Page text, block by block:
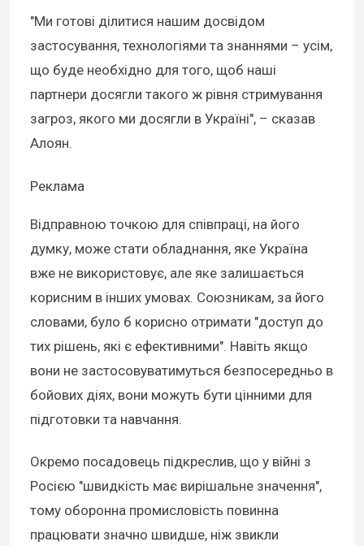
"Ми готові ділитися нашим досвідом
застосування, технологіями та знаннями – усім,
що буде необхідно для того, щоб наші
партнери досягли такого ж рівня стримування
загроз, якого ми досягли в Україні", – сказав
Алоян.
Реклама
Відправною точкою для співпраці, на його
думку, може стати обладнання, яке Україна
вже не використовує, але яке залишається
корисним в інших умовах. Союзникам, за його
словами, було б корисно отримати "доступ до
тих рішень, які є ефективними". Навіть якщо
вони не застосовуватимуться безпосередньо в
бойових діях, вони можуть бути цінними для
підготовки та навчання.
Окремо посадовець підкреслив, що у війні з
Росією "швидкість має вирішальне значення",
тому оборонна промисловість повинна
працювати значно швидше, ніж звикли